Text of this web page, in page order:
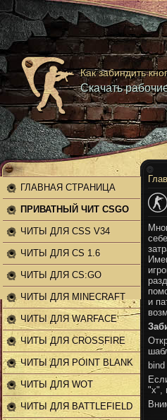
Как забиндить
Скачать
ГЛАВНАЯ СТРАНИЦА
ПРИВАТНЫЙ ЧИТ CSGO
ЧИТЫ ДЛЯ CSS V34
ЧИТЫ ДЛЯ CS 1.6
ЧИТЫ ДЛЯ CS:GO
ЧИТЫ ДЛЯ MINECRAFT
ЧИТЫ ДЛЯ WARFACE
ЧИТЫ ДЛЯ CROSSFIRE
ЧИТЫ ДЛЯ POINT BLANK
ЧИТЫ ДЛЯ WOT
ЧИТЫ ДЛЯ BATTLEFIELD
и
"x",